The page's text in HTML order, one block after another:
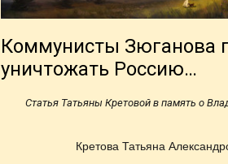
Коммунисты Зюганова
уничтожать Россию…
Статья Татьяны Кретовой в память о
Кретова Татьяна